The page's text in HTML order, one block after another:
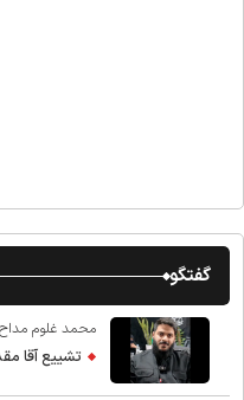
گفتگو
محمد غلوم مداح
تشییع آقا